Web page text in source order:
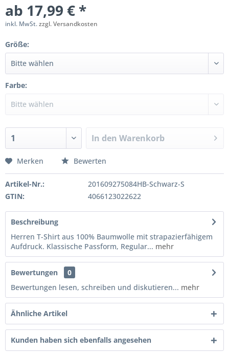
ab 17,99 € *
inkl. MwSt.zzgl. Versandkosten
Größe:
Farbe:
In den Warenkorb
Merken Bewerten
Artikel-Nr.:
201609275084HB-Schwarz-S
GTIN:
4066123022622
Beschreibung
Herren T-Shirt aus 100% Baumwolle mit strapazierfähigem
Aufdruck. Klassische Passform, Regular... mehr
Bewertungen
0
Bewertungen lesen, schreiben und diskutieren... mehr
Ähnliche Artikel
Kunden haben sich ebenfalls angesehen